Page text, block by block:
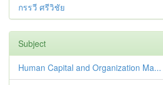
กรรวี ศรีวิชัย
Subject
Human Capital and Organization Ma...